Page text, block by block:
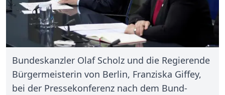
Bundeskanzler Olaf Scholz und die Regierende
Bürgermeisterin von Berlin, Franziska Giffey,
bei der Pressekonferenz nach dem Bund-